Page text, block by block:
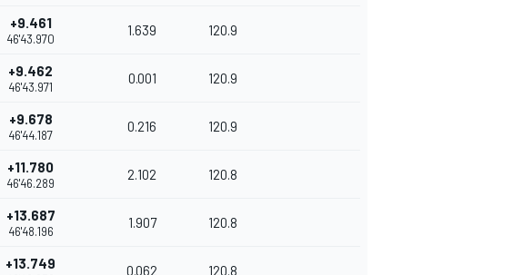
+9.461
46'43.970
1.639 120.9
+9.462
46'43.971
0.001 120.9
+9.678
46'44.187
0.216 120.9
+11.780
46'46.289
2.102 120.8
+13.687
46'48.196
1.907 120.8
+13.749 0.062 120.8